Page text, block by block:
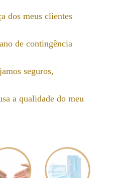
dos meus clientes
de contingência
seguros,
a qualidade do meu